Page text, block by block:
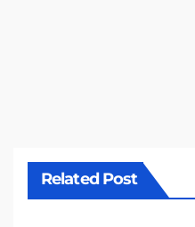
Related Post